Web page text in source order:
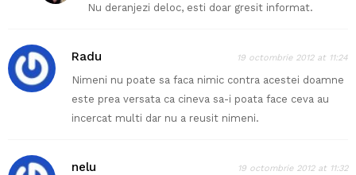
Nu deranjezi deloc, esti doar gresit informat.
Radu 19 octombrie 2012 at 11:24
Nimeni nu poate sa faca nimic contra acestei doamne
este prea versata ca cineva sa-i poata face ceva au
incercat multi dar nu a reusit nimeni.
nelu 19 octombrie 2012 at 11:32